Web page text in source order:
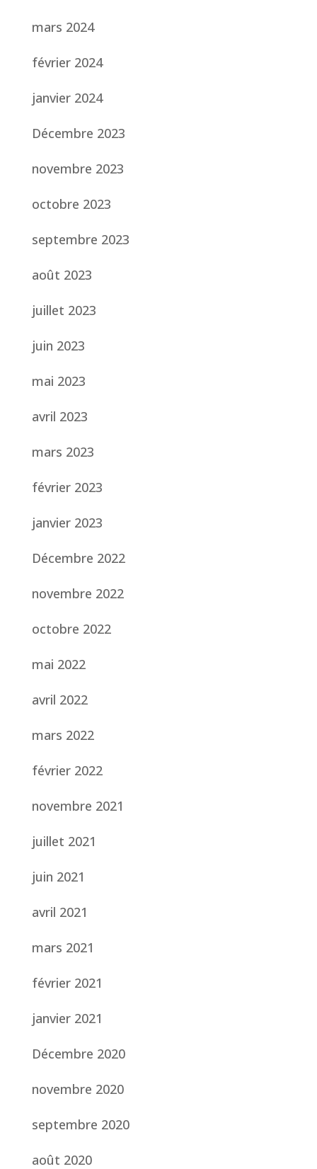
mars 2024
février 2024
janvier 2024
Décembre 2023
novembre 2023
octobre 2023
septembre 2023
août 2023
juillet 2023
juin 2023
mai 2023
avril 2023
mars 2023
février 2023
janvier 2023
Décembre 2022
novembre 2022
octobre 2022
mai 2022
avril 2022
mars 2022
février 2022
novembre 2021
juillet 2021
juin 2021
avril 2021
mars 2021
février 2021
janvier 2021
Décembre 2020
novembre 2020
septembre 2020
août 2020